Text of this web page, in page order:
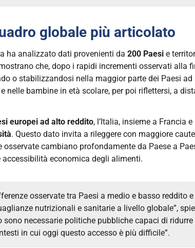
globale più articolato
ha analizzato dati provenienti da 200 Paesi e
che, dopo i rapidi incrementi osservati alla
o stabilizzandosi nella maggior parte dei Paesi
nelle bambine in età scolare, per poi riflettersi, a
europei ad alto reddito, l’Italia, insieme a Francia
. Questo dato invita a rileggere con maggiore
osservate cambiano profondamente da Paese a
accessibilità economica degli alimenti.
osservate tra Paesi a medio e basso reddito
nutrizionali e sanitarie a livello globale”,
sono necessarie politiche pubbliche capaci di
in cui oggi questo accesso è più difficile”.